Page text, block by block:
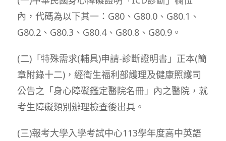
內，代碼為以下其一：G80、G80.0、G80.1、
G80.2、G80.3、G80.4、G80.8、G80.9。
(二)「特殊需求(輔具)申請-診斷證明書」正本(簡
章附錄十二)，經衛生福利部護理及健康照護司
公告之「身心障礙鑑定醫院名冊」內之醫院，就
考生障礙類別辦理檢查後出具。
(三)報考大學入學考試中心113學年度高中英語